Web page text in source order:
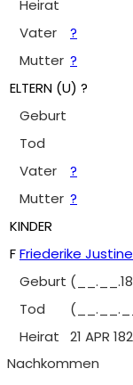
Heirat
Vater
?
Mutter ?
ELTERN (U) ?
Geburt
Tod
Vater
?
Mutter ?
KINDER
FFriederike
Geburt
Tod
Heirat
21 APR
Nachkommen